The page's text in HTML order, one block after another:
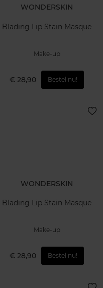
WONDERSKIN
Blading Lip Stain Masque
Make-up
€ 28,90 Bestel nu!
WONDERSKIN
Blading Lip Stain Masque
Make-up
€ 28,90 Bestel nu!